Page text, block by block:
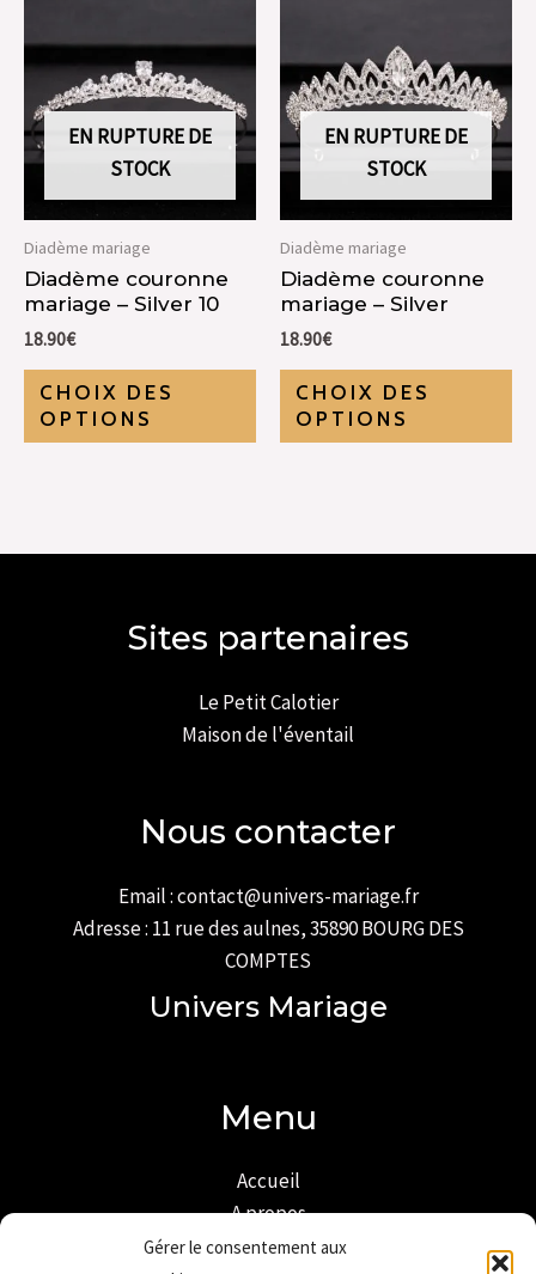
Gérer le consentement aux
EN RUPTURE DE
STOCK
Diadème mariage
Diadème couronne
mariage – Silver 10
18.90€
CHOIX DES
OPTIONS
EN RUPTURE DE
STOCK
Diadème mariage
Diadème couronne
mariage – Silver
18.90€
CHOIX DES
OPTIONS
Sites partenaires
Le Petit Calotier
Maison de l'éventail
Nous contacter
Email : contact@univers-mariage.fr
Adresse : 11 rue des aulnes, 35890 BOURG DES
COMPTES
Univers Mariage
Menu
Accueil
A propos
Mon compte